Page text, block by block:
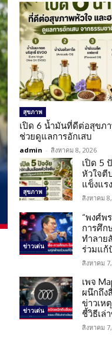
สุขภาพ
เปิด 6 น้ำมันที่ดีต่อสุขภ
ช่วยดูแลการอักเสบ
admin - สิงหาคม 8, 2026
สุขภาพ
เปิด 5
หัวใจตี
แข็งแรง
สิงหาคม
ข่าวเด่น
“พงศ์พ
การศึก
ทำลาย
ร่วมแ
สิงหาคม
ข่าวเด่น
เพจ
ผนึกถึง
ข่าวเห
ชี้วิธีเล่
สิงหาคม